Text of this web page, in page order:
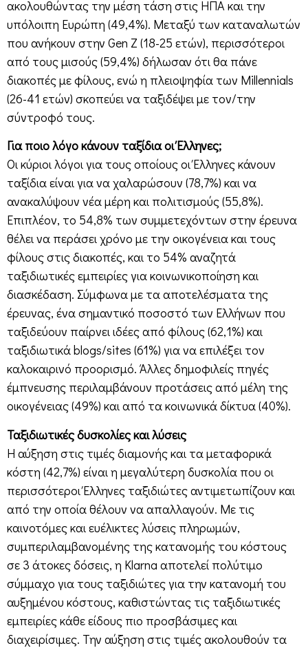
ακολουθώντας την μέση τάση στις ΗΠΑ και την
υπόλοιπη Ευρώπη (49,4%). Μεταξύ των καταναλωτών
που ανήκουν στην Gen Z (18-25 ετών), περισσότεροι
από τους μισούς (59,4%) δήλωσαν ότι θα πάνε
διακοπές με φίλους, ενώ η πλειοψηφία των Millennials
(26-41 ετών) σκοπεύει να ταξιδέψει με τον/την
σύντροφό τους.
Για ποιο λόγο κάνουν ταξίδια οι Έλληνες;
Οι κύριοι λόγοι για τους οποίους οι Έλληνες κάνουν
ταξίδια είναι για να χαλαρώσουν (78,7%) και να
ανακαλύψουν νέα μέρη και πολιτισμούς (55,8%).
Επιπλέον, το 54,8% των συμμετεχόντων στην έρευνα
θέλει να περάσει χρόνο με την οικογένεια και τους
φίλους στις διακοπές, και το 54% αναζητά
ταξιδιωτικές εμπειρίες για κοινωνικοποίηση και
διασκέδαση. Σύμφωνα με τα αποτελέσματα της
έρευνας, ένα σημαντικό ποσοστό των Ελλήνων που
ταξιδεύουν παίρνει ιδέες από φίλους (62,1%) και
ταξιδιωτικά blogs/sites (61%) για να επιλέξει τον
καλοκαιρινό προορισμό. Άλλες δημοφιλείς πηγές
έμπνευσης περιλαμβάνουν προτάσεις από μέλη της
οικογένειας (49%) και από τα κοινωνικά δίκτυα (40%).
Ταξιδιωτικές δυσκολίες και λύσεις
Η αύξηση στις τιμές διαμονής και τα μεταφορικά
κόστη (42,7%) είναι η μεγαλύτερη δυσκολία που οι
περισσότεροι Έλληνες ταξιδιώτες αντιμετωπίζουν και
από την οποία θέλουν να απαλλαγούν. Με τις
καινοτόμες και ευέλικτες λύσεις πληρωμών,
συμπεριλαμβανομένης της κατανομής του κόστους
σε 3 άτοκες δόσεις, η Klarna αποτελεί πολύτιμο
σύμμαχο για τους ταξιδιώτες για την κατανομή του
αυξημένου κόστους, καθιστώντας τις ταξιδιωτικές
εμπειρίες κάθε είδους πιο προσβάσιμες και
διαχειρίσιμες. Την αύξηση στις τιμές ακολουθούν τα